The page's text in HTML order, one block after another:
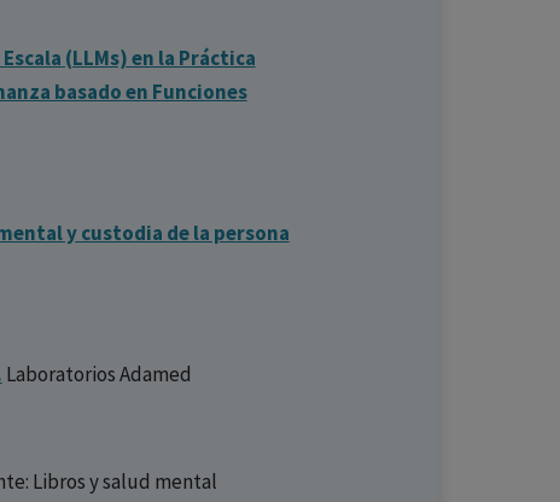
(LLMs) en la Práctica
basado en Funciones
y custodia de la persona
Laboratorios Adamed
Libros y salud mental